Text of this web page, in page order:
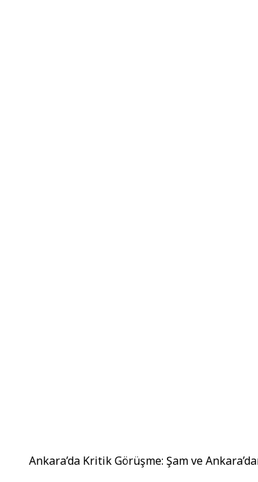
Ankara’da Kritik Görüşme: Şam ve